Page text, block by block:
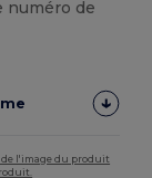
numéro de
l'image du produit